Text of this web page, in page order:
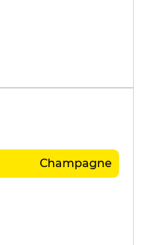
Champagne